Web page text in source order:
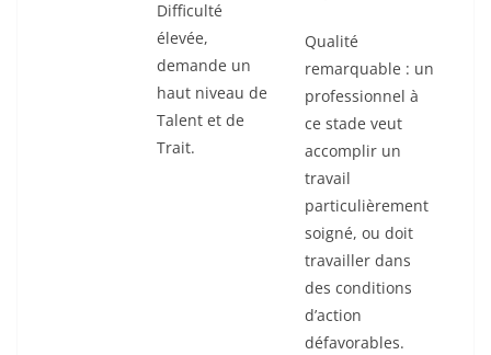
Difficulté
élevée,
demande un
haut niveau de
Talent et de
Trait.
Qualité
remarquable : un
professionnel à
ce stade veut
accomplir un
travail
particulièrement
soigné, ou doit
travailler dans
des conditions
d’action
défavorables.